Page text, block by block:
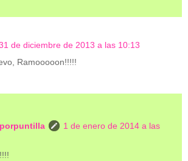
de diciembre de 2013 a las 10:13
Ramooooon!!!!!
1 de enero de 2014 a las